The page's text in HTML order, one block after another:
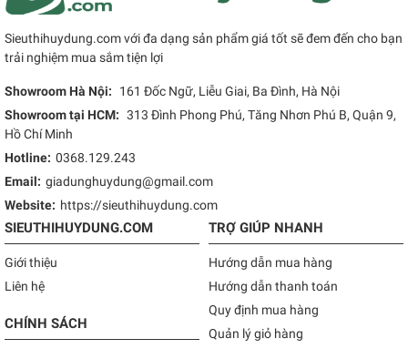
Sieuthihuydung.com với đa dạng sản phẩm giá tốt sẽ đem đến cho bạn
trải nghiệm mua sắm tiện lợi
Showroom Hà Nội:
161 Đốc Ngữ, Liễu Giai, Ba Đình, Hà Nội
Showroom tại HCM: 313 Đình Phong Phú, Tăng Nhơn Phú B, Quận 9,
Hồ Chí Minh
Hotline: 0368.129.243
Email: giadunghuydung@gmail.com
Website: https://sieuthihuydung.com
SIEUTHIHUYDUNG.COM
Giới thiệu
Liên hệ
CHÍNH SÁCH
TRỢ GIÚP NHANH
Hướng dẫn mua hàng
Hướng dẫn thanh toán
Quy định mua hàng
Quản lý giỏ hàng